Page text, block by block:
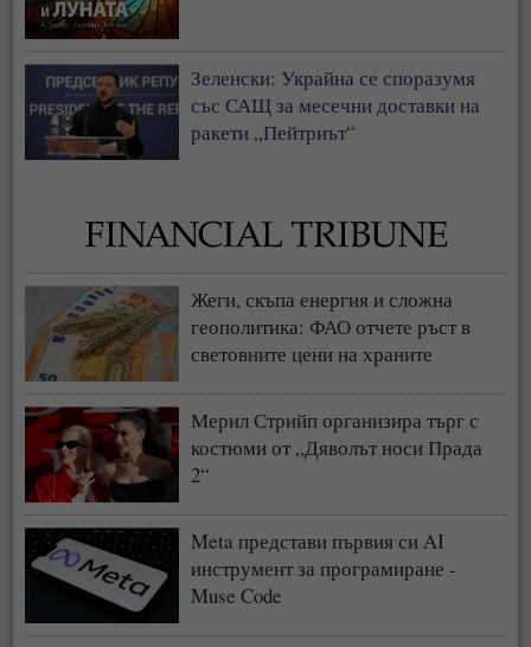
Зеленски: Украйна се споразумя
със САЩ за месечни доставки на
ракети „Пейтриът“
Жеги, скъпа енергия и сложна
геополитика: ФАО отчете ръст в
световните цени на храните
Мерил Стрийп организира търг с
костюми от „Дяволът носи Прада
2“
Meta представи първия си AI
инструмент за програмиране -
Muse Code